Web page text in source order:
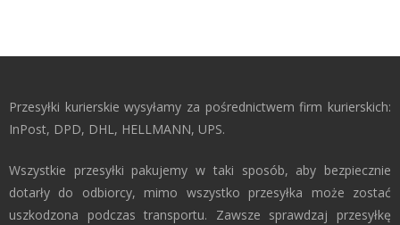
Przesyłki kurierskie wysyłamy za pośrednictwem firm kurierskich:
InPost, DPD, DHL, HELLMANN, UPS.
Wszystkie przesyłki pakujemy w taki sposób, aby bezpiecznie
dotarły do odbiorcy, mimo wszystko przesyłka może zostać
uszkodzona podczas transportu. Zawsze sprawdzaj przesyłkę